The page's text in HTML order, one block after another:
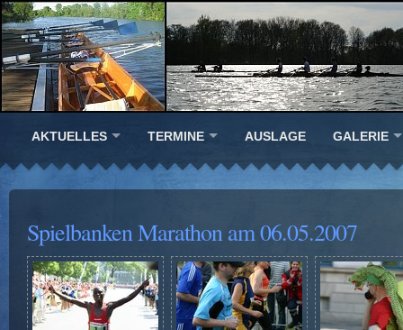
AKTUELLES TERMINE AUSLAGE GALERIE
Spielbanken Marathon am 06.05.2007